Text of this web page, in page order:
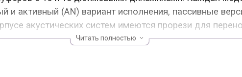
и активный (AN) вариант исполнения, пассивные
акустических систем имеются прорези для
Читать полностью